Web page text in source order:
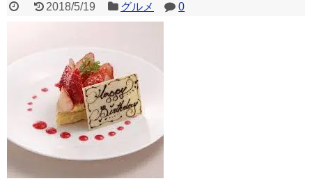
2018/5/19 グルメ 0